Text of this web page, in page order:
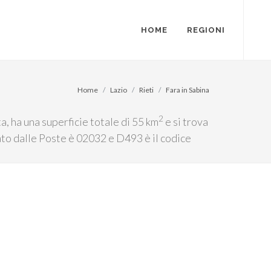
HOME REGIONI
ha una superficie totale di 55 km2 e si trova
dalle Poste è 02032 e D493 è il codice
Home Lazio Rieti Fara in Sabina